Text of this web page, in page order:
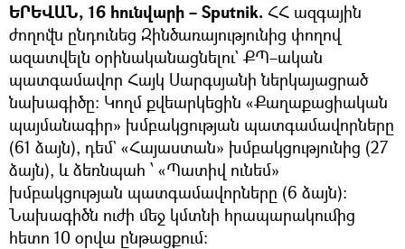
ԵՐԵՎԱՆ, 16 հունվարի – Sputnik. ՀՀ ազգային
ժողովն ընդունեց Զինծառայությունից փողով
ազատվելն օրինականացնելու` ՔՊ–ական
պատգամավոր Հայկ Սարգսյանի ներկայացրած
նախագիծը։ Կողմ քվեարկեցին «Քաղաքացիական
պայմանագիր» խմբակցության պատգամավորները
(61 ձայն), դեմ` «Հայաստան» խմբակցությունից (27
ձայն), և ձեռնպահ ՝ «Պատիվ ունեմ»
խմբակցության պատգամավորները (6 ձայն):
Նախագիծն ուժի մեջ կմտնի հրապարակումից
հետո 10 օրվա ընթացքում։